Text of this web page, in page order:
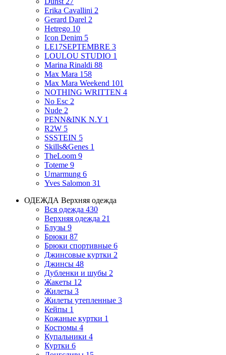
Erika Cavallini 2
Gerard Darel 2
Hetrego 10
Icon Denim 5
LE17SEPTEMBRE 3
LOULOU STUDIO 1
Marina Rinaldi 88
Max Mara 158
Max Mara Weekend 101
NOTHING WRITTEN 4
No Esc 2
Nude 2
PENN&INK N.Y 1
R2W 5
SSSTEIN 5
Skills&Genes 1
TheLoom 9
Toteme 9
Umarmung 6
Yves Salomon 31
ОДЕЖДА Верхняя одежда
Вся одежда 430
Верхняя одежда 21
Блузы 9
Брюки 87
Брюки спортивные 6
Джинсовые куртки 2
Джинсы 48
Дубленки и шубы 2
Жакеты 12
Жилеты 3
Жилеты утепленные 3
Кейпы 1
Кожаные куртки 1
Костюмы 4
Купальники 4
Куртки 6